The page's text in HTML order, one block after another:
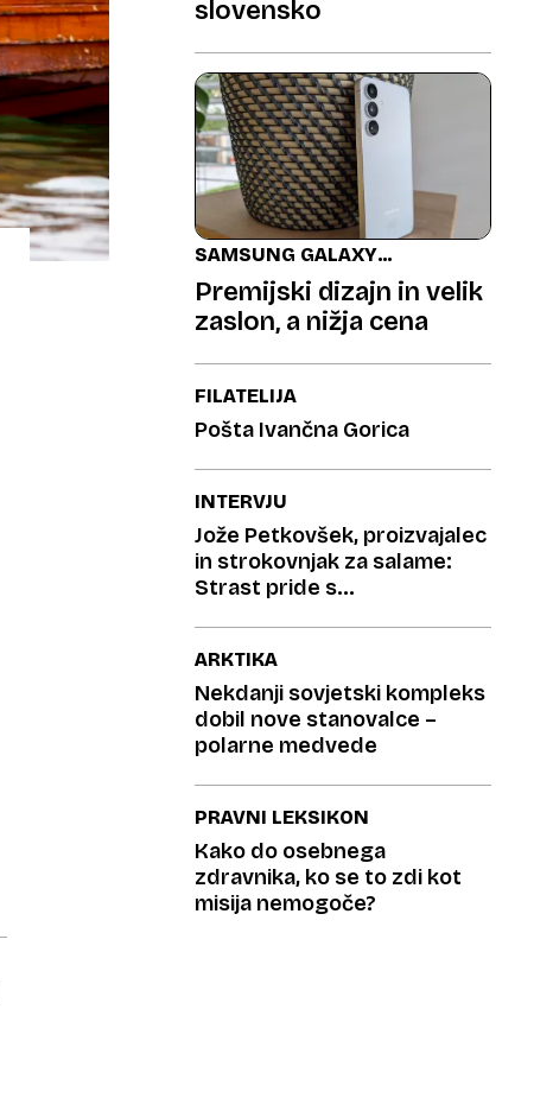
slovensko
SAMSUNG GALAXY
S25 FE
Premijski dizajn in velik
zaslon, a nižja cena
FILATELIJA
Pošta Ivančna Gorica
INTERVJU
Jože Petkovšek, proizvajalec
in strokovnjak za salame:
Strast pride s
ARKTIKA
Nekdanji sovjetski kompleks
dobil nove stanovalce –
polarne medvede
PRAVNI LEKSIKON
Kako do osebnega
zdravnika, ko se to zdi kot
misija nemogoče?